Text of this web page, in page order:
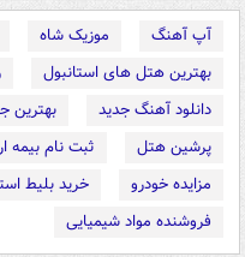
آپ آهنگ موزیک شاه
بهترین هتل های استانبول
دانلود آهنگ جدید
بهترین
پرشین هتل
ثبت نام بیمه
مزایده خودرو
خرید بلیط
فروشنده مواد شیمیایی